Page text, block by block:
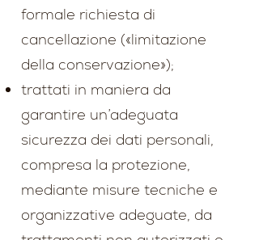
formale richiesta di
cancellazione («limitazione
della conservazione»);
trattati in maniera da
garantire un’adeguata
sicurezza dei dati personali,
compresa la protezione,
mediante misure tecniche e
organizzative adeguate, da